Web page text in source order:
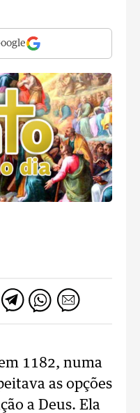
1182, numa
as opções
a Deus. Ela